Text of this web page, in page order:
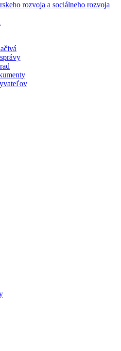
rozvoja a sociálneho rozvoja